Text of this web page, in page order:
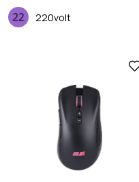
220volt